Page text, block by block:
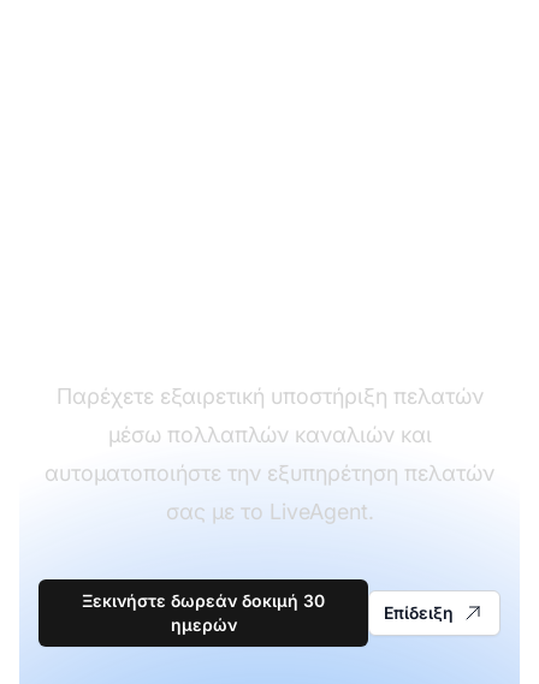
Παρέχετε εξαιρετική υποστήριξη πελατών
μέσω πολλαπλών καναλιών και
αυτοματοποιήστε την εξυπηρέτηση πελατών
σας με το LiveAgent.
Ξεκινήστε δωρεάν δοκιμή 30
ημερών
Επίδειξη